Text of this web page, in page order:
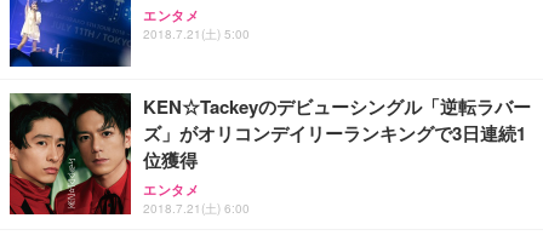
エンタメ
2018.7.21(土) 5:00
KEN☆Tackeyのデビューシングル「逆転ラバー
ズ」がオリコンデイリーランキングで3日連続1
位獲得
エンタメ
2018.7.21(土) 6:00